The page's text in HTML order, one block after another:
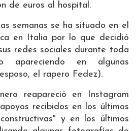
de euros al hospital.
semanas se ha situado en el
en Italia por lo que decidió
redes sociales durante toda
apareciendo en algunas
el rapero Fedez).
reapareció en Instagram
recibidos en los últimos
y en los últimos